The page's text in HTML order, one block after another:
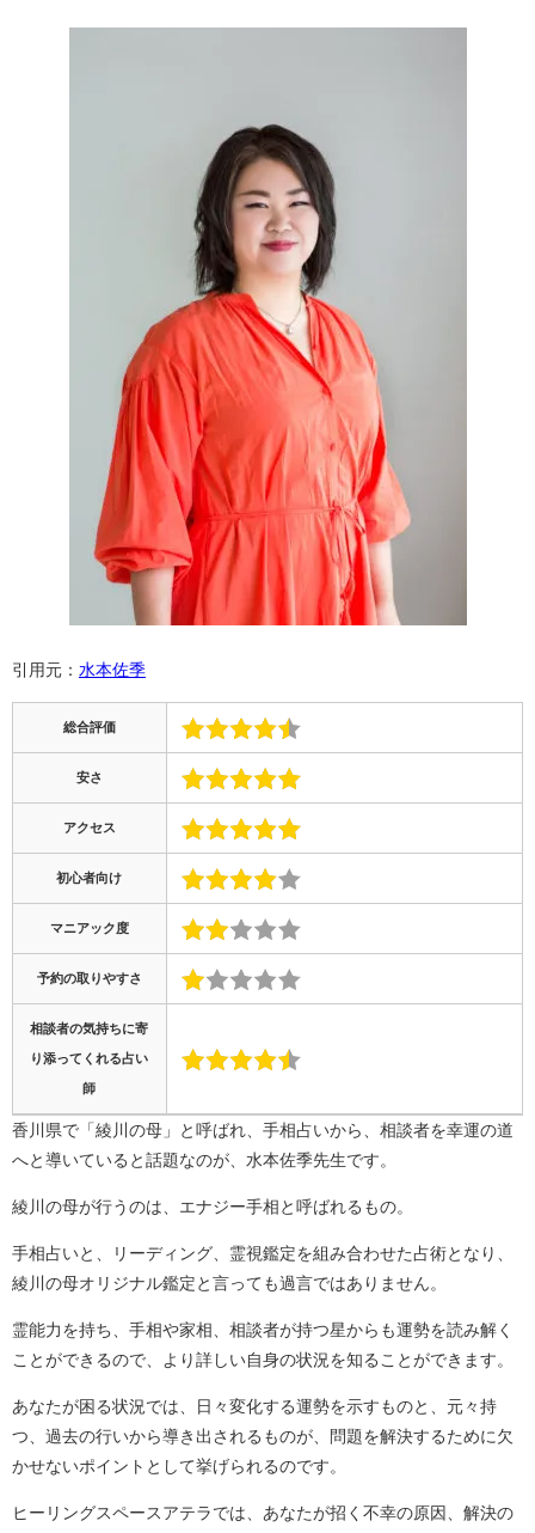
引用元： 水本佐季
総合評価
安さ
アクセス
初心者向け
マニアック度
予約の取りやすさ
相談者の気持ちに寄
り添ってくれる占い
師
香川県で「綾川の母」と呼ばれ、手相占いから、相談者を幸運の道
へと導いていると話題なのが、水本佐季先生です。
綾川の母が行うのは、エナジー手相と呼ばれるもの。
手相占いと、リーディング、霊視鑑定を組み合わせた占術となり、
綾川の母オリジナル鑑定と言っても過言ではありません。
霊能力を持ち、手相や家相、相談者が持つ星からも運勢を読み解く
ことができるので、より詳しい自身の状況を知ることができます。
あなたが困る状況では、日々変化する運勢を示すものと、元々持
つ、過去の行いから導き出されるものが、問題を解決するために欠
かせないポイントとして挙げられるのです。
ヒーリングスペースアテラでは、あなたが招く不幸の原因、解決の